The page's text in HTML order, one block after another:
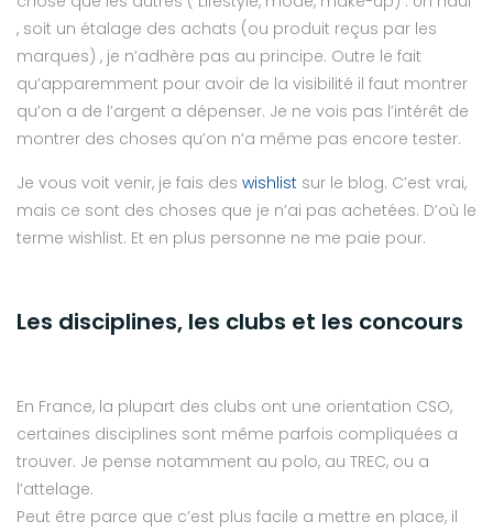
, soit un étalage des achats (ou produit reçus par les
marques) , je n’adhère pas au principe. Outre le fait
qu’apparemment pour avoir de la visibilité il faut montrer
qu’on a de l’argent a dépenser. Je ne vois pas l’intérêt de
montrer des choses qu’on n’a même pas encore tester.
Je vous voit venir, je fais des wishlist sur le blog. C’est vrai,
mais ce sont des choses que je n’ai pas achetées. D’où le
terme wishlist. Et en plus personne ne me paie pour.
Les disciplines, les clubs et les concours
En France, la plupart des clubs ont une orientation CSO,
certaines disciplines sont même parfois compliquées a
trouver. Je pense notamment au polo, au TREC, ou a
l’attelage.
Peut être parce que c’est plus facile a mettre en place, il